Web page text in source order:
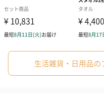
シーズンブーケ（ひま
わり）（1,880円）
ブ
ー
ドライフラワー・プリザ
生活雑貨・日用品